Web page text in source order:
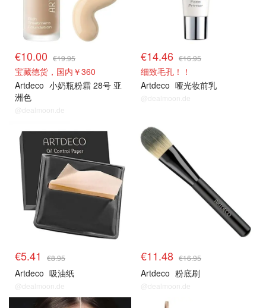
€10.00 €19.95
宝藏德货，国内￥360
Artdeco 小奶瓶粉霜 28号 亚
洲色
@dealmoon.de
€14.46 €16.95
细致毛孔！！
Artdeco 哑光妆前乳
@dealmoon.de
€5.41 €8.95
Artdeco 吸油纸
@dealmoon.de
€11.48 €16.95
Artdeco 粉底刷
@dealmoon.de